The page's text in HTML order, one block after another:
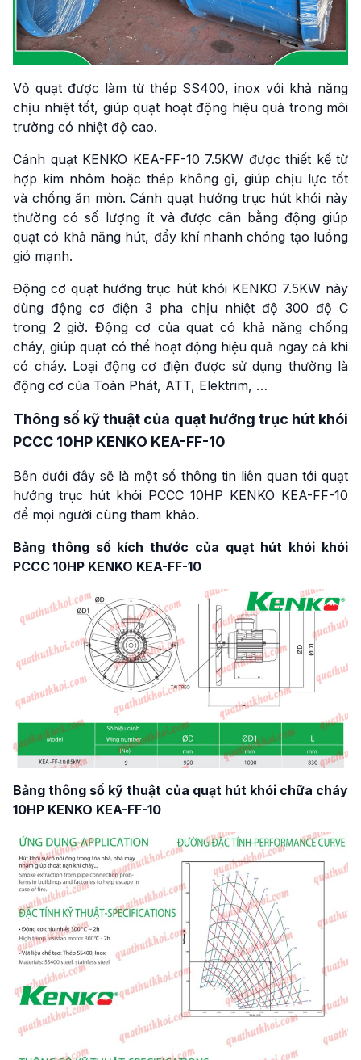
Vỏ quạt được làm từ thép SS400, inox với khả năng
chịu nhiệt tốt, giúp quạt hoạt động hiệu quả trong môi
trường có nhiệt độ cao.
Cánh quạt KENKO KEA-FF-10 7.5KW được thiết kế từ
hợp kim nhôm hoặc thép không gỉ, giúp chịu lực tốt
và chống ăn mòn. Cánh quạt hướng trục hút khói này
thường có số lượng ít và được cân bằng động giúp
quạt có khả năng hút, đẩy khí nhanh chóng tạo luồng
gió mạnh.
Động cơ quạt hướng trục hút khói KENKO 7.5KW này
dùng động cơ điện 3 pha chịu nhiệt độ 300 độ C
trong 2 giờ. Động cơ của quạt có khả năng chống
cháy, giúp quạt có thể hoạt động hiệu quả ngay cả khi
có cháy. Loại động cơ điện được sử dụng thường là
động cơ của Toàn Phát, ATT, Elektrim, …
Thông số kỹ thuật của quạt hướng trục hút khói
PCCC 10HP KENKO KEA-FF-10
Bên dưới đây sẽ là một số thông tin liên quan tới quạt
hướng trục hút khói PCCC 10HP KENKO KEA-FF-10
để mọi người cùng tham khảo.
Bảng thông số kích thước của quạt hút khói khói
PCCC 10HP KENKO KEA-FF-10
Bảng thông số kỹ thuật của quạt hút khói chữa cháy
10HP KENKO KEA-FF-10